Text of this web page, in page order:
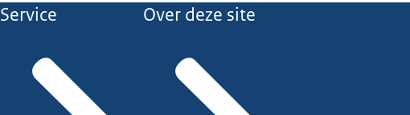
Service Over deze site